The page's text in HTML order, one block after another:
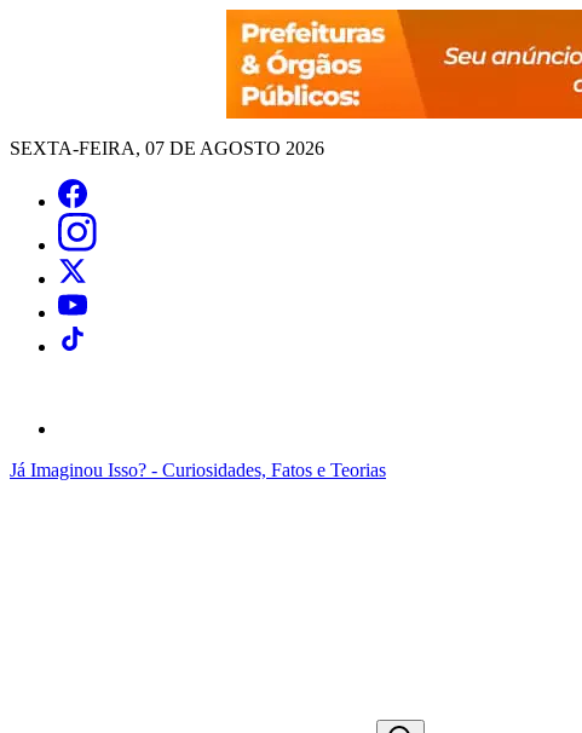
SEXTA-FEIRA, 07 DE AGOSTO 2026
Já Imaginou Isso? - Curiosidades, Fatos e Teorias